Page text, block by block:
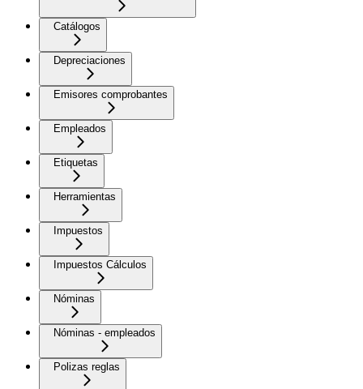
Catálogos
Depreciaciones
Emisores comprobantes
Empleados
Etiquetas
Herramientas
Impuestos
Impuestos Cálculos
Nóminas
Nóminas - empleados
Polizas reglas